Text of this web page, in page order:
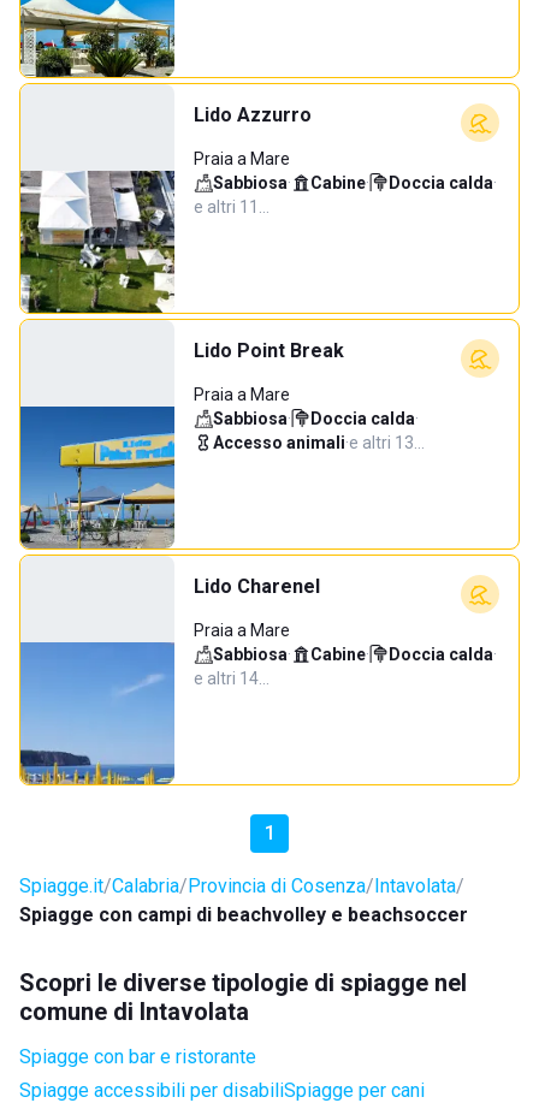
Lido Azzurro
Praia a Mare
Sabbiosa· Cabine· Doccia calda·
e altri 11…
Lido Point Break
Praia a Mare
Sabbiosa· Doccia calda·
Accesso animali·e altri 13…
Lido Charenel
Praia a Mare
Sabbiosa· Cabine· Doccia calda·
e altri 14…
1
Spiagge.it Calabria Provincia di Cosenza Intavolata
Spiagge con campi di beachvolley e beachsoccer
Scopri le diverse tipologie di spiagge nel
comune di Intavolata
Spiagge con bar e ristorante
Spiagge accessibili per disabiliSpiagge per cani